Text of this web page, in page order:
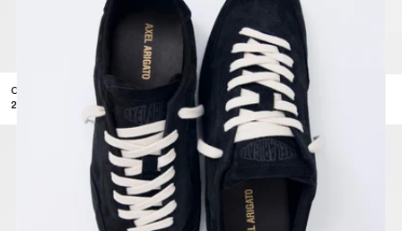
CLEAN 90 SNEAKER
295
CLEAN 90 SNEAKER
295USD
new arrival